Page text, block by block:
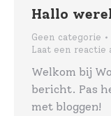
Hallo
Geen categorie
Laat een reactie
Welkom bij
bericht. Pas
met bloggen!